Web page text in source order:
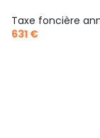
Taxe foncière
631 €